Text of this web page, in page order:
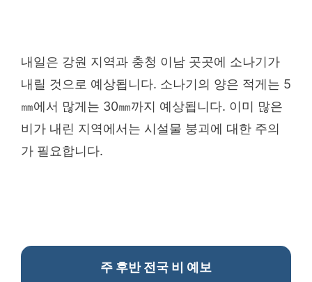
내일은 강원 지역과 충청 이남 곳곳에 소나기가
내릴 것으로 예상됩니다. 소나기의 양은 적게는 5
㎜에서 많게는 30㎜까지 예상됩니다. 이미 많은
비가 내린 지역에서는 시설물 붕괴에 대한 주의
가 필요합니다.
주 후반 전국 비 예보